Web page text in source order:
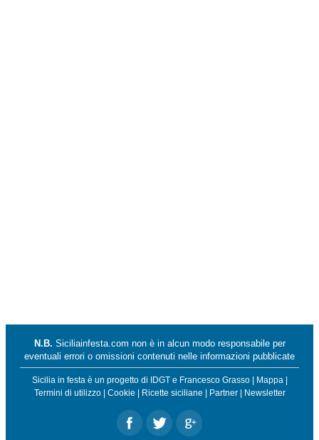
N.B. Siciliainfesta.com non è in alcun modo responsabile per
eventuali errori o omissioni contenuti nelle informazioni pubblicate
Sicilia in festa è un progetto di IDGTe Francesco Grasso| Mappa|
Termini di utilizzo| Cookie Ricette siciliane Partner| Newsletter